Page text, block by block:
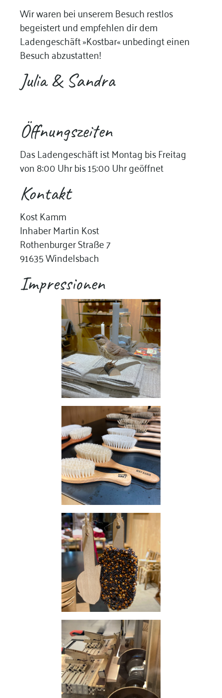
Wir waren bei unserem Besuch restlos
begeistert und empfehlen dir dem
Ladengeschäft »Kostbar« unbedingt einen
Besuch abzustatten!
Julia & Sandra
Öffnungszeiten
Das Ladengeschäft ist Montag bis Freitag
von 8:00 Uhr bis 15:00 Uhr geöffnet
Kontakt
Kost Kamm
Inhaber Martin Kost
Rothenburger Straße 7
91635 Windelsbach
Impressionen